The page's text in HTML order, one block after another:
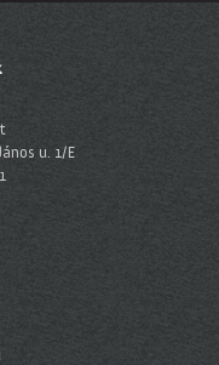
u. 1/E